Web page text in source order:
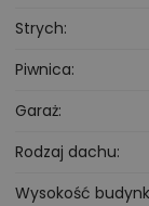
Strych
Piwnica
Garaż
Rodzaj dachu
Wysokość